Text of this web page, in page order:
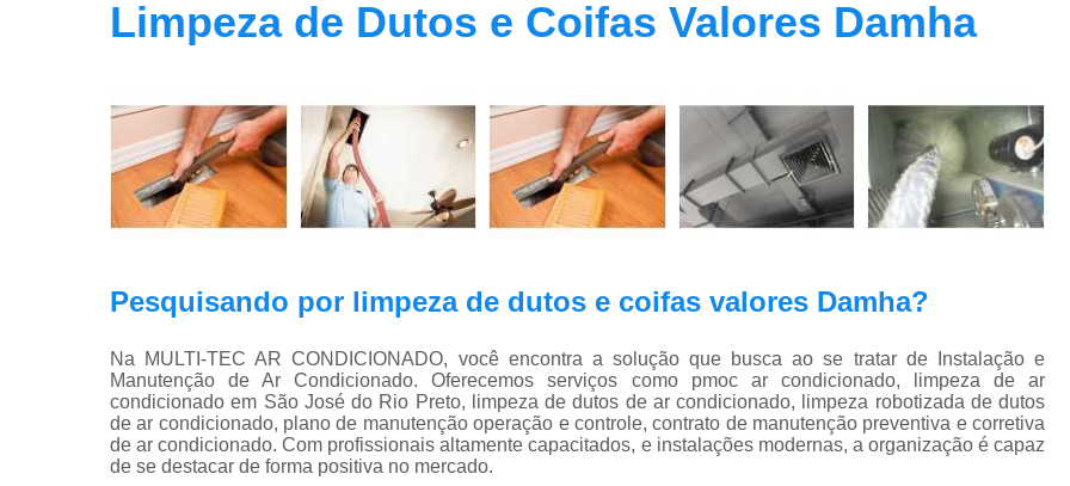
Contrato Prestação de Serviços
Limpeza de
Limpeza de Dutos de Ar
Limpeza de Dutos de Ar Condicionado
Limpeza de Dutos e Coifas
Limpeza de
Plano de Manutenção de Ar Condicionado
Plano de Manutenção
Plano Manutenção Ar
Pmoc Ar Condicionado Central
Pmoc Ar Condicionado Vila
Limpeza de Dutos e Coifas Valores Damha
Pesquisando por limpeza de dutos e coifas valores Damha?
Na MULTI-TEC AR CONDICIONADO, você encontra a solução que busca ao se tratar de Instalação e
Manutenção de Ar Condicionado. Oferecemos serviços como pmoc ar condicionado, limpeza de ar
condicionado em São José do Rio Preto, limpeza de dutos de ar condicionado, limpeza robotizada de dutos
de ar condicionado, plano de manutenção operação e controle, contrato de manutenção preventiva e corretiva
de ar condicionado. Com profissionais altamente capacitados, e instalações modernas, a organização é capaz
de se destacar de forma positiva no mercado.